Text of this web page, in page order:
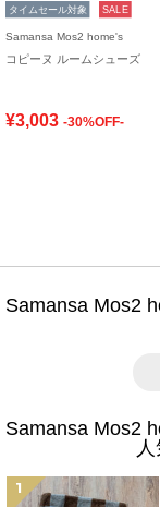
タイムセール対象 SALE
Samansa Mos2 home's
コピーヌ ルームシューズ
¥3,003 -30%OFF-
Samansa Mos2
Samansa Mos2
1